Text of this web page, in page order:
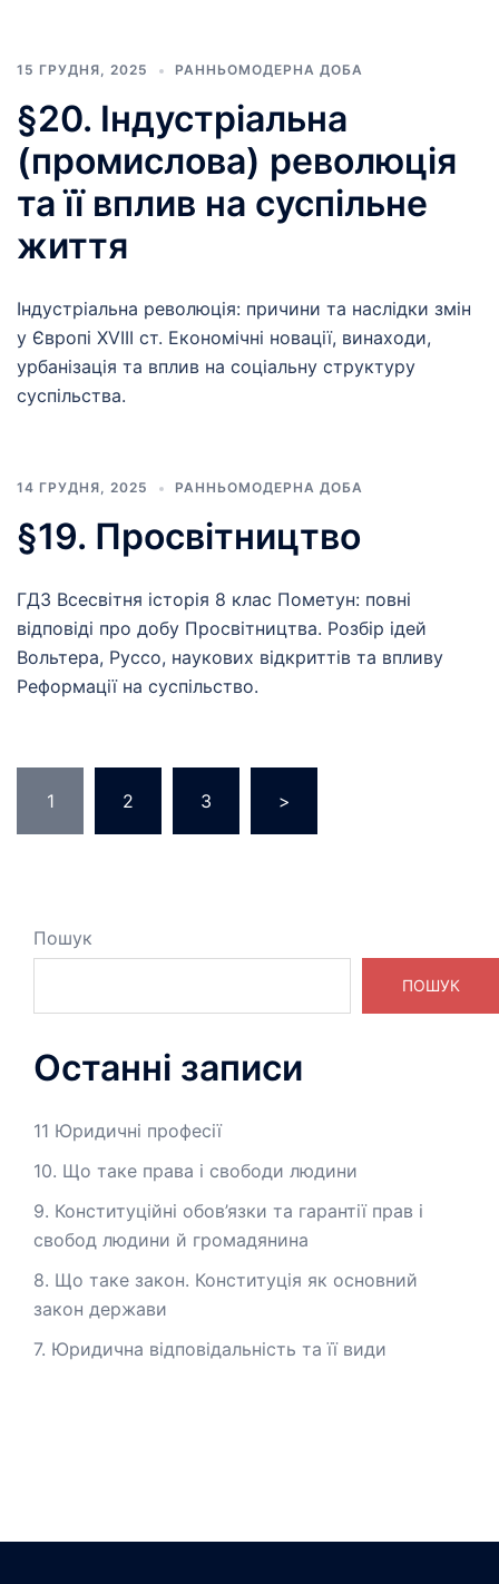
15 ГРУДНЯ, 2025 РАННЬОМОДЕРНА ДОБА
§20. Індустріальна
(промислова) революція
та її вплив на суспільне
життя
Індустріальна революція: причини та наслідки змін
у Європі XVIII ст. Економічні новації, винаходи,
урбанізація та вплив на соціальну структуру
суспільства.
14 ГРУДНЯ, 2025 РАННЬОМОДЕРНА ДОБА
§19. Просвітництво
ГДЗ Всесвітня історія 8 клас Пометун: повні
відповіді про добу Просвітництва. Розбір ідей
Вольтера, Руссо, наукових відкриттів та впливу
Реформації на суспільство.
записів
1 2 3 >
Пошук
ПОШУК
Останні записи
11 Юридичні професії
10. Що таке права і свободи людини
9. Конституційні обов’язки та гарантії прав і
свобод людини й громадянина
8. Що таке закон. Конституція як основний
закон держави
7. Юридична відповідальність та її види